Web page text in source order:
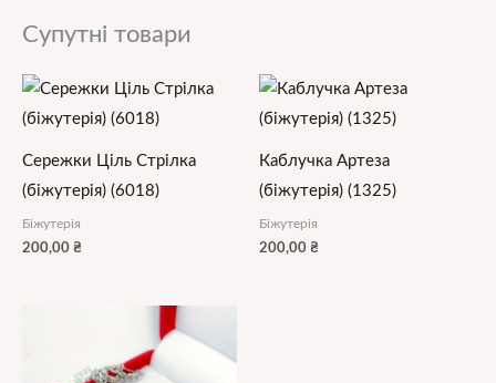
Супутні товари
Сережки Ціль Стрілка
(біжутерія) (6018)
Біжутерія
200,00 ₴
Каблучка Артеза
(біжутерія) (1325)
Біжутерія
200,00 ₴